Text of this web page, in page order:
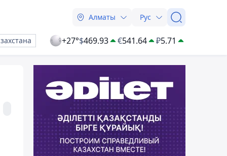
Алматы Рус
+27°$469.93 €541.64 ₽5.71